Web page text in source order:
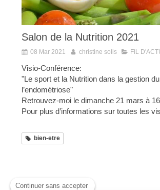
Salon de la Nutrition 2021
08 Mar 2021 christine solis FIL
Visio-Conférence:
"Le sport et la Nutrition dans la gestion
l’endométriose"
Retrouvez-moi le dimanche 21 mars à
Pour plus d’informations sur toutes les
bien-etre
Continuer sans accepter